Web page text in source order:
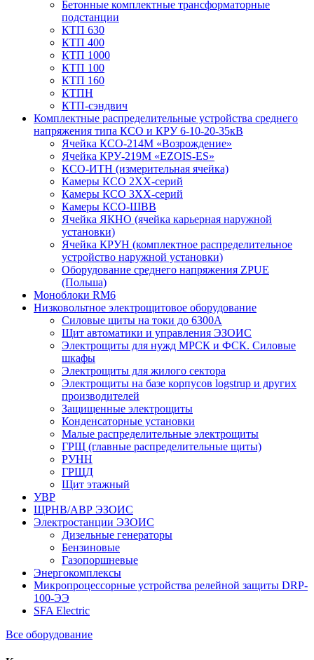
Бетонные комплектные трансформаторные
подстанции
КТП 630
КТП 400
КТП 1000
КТП 100
КТП 160
КТПН
КТП-сэндвич
Комплектные распределительные устройства среднего
напряжения типа КСО и КРУ 6-10-20-35кВ
Ячейка КСО-214М «Возрождение»
Ячейка КРУ-219М «EZOIS-ES»
КСО-ИТН (измерительная ячейка)
Камеры КСО 2ХХ-серий
Камеры КСО 3ХХ-серий
Камеры КСО-ШВВ
Ячейка ЯКНО (ячейка карьерная наружной
установки)
Ячейка КРУН (комплектное распределительное
устройство наружной установки)
Оборудование среднего напряжения ZPUE
(Польша)
Моноблоки RM6
Низковольтное электрощитовое оборудование
Силовые щиты на токи до 6300А
Щит автоматики и управления ЭЗОИС
Электрощиты для нужд МРСК и ФСК. Силовые
шкафы
Электрощиты для жилого сектора
Электрощиты на базе корпусов logstrup и других
производителей
Защищенные электрощиты
Конденсаторные установки
Малые распределительные электрощиты
ГРЩ (главные распределительные щиты)
РУНН
ГРЩД
Щит этажный
УВР
ЩРНВ/АВР ЭЗОИС
Электростанции ЭЗОИС
Дизельные генераторы
Бензиновые
Газопоршневые
Энергокомплексы
Микропроцессорные устройства релейной защиты DRP-
100-ЭЭ
SFA Electric
Все оборудование